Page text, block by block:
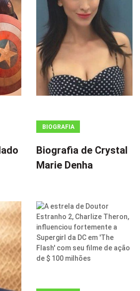
BIOGRAFIA
Biografia de Crystal
Marie Denha